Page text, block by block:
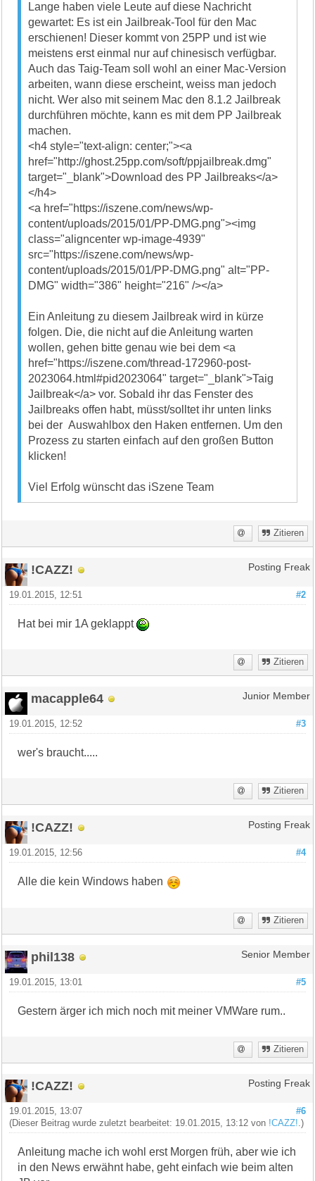
Lange haben viele Leute auf diese Nachricht
gewartet: Es ist ein Jailbreak-Tool für den Mac
erschienen! Dieser kommt von 25PP und ist wie
meistens erst einmal nur auf chinesisch verfügbar.
Auch das Taig-Team soll wohl an einer Mac-Version
arbeiten, wann diese erscheint, weiss man jedoch
nicht. Wer also mit seinem Mac den 8.1.2 Jailbreak
durchführen möchte, kann es mit dem PP Jailbreak
machen.
<h4 style="text-align: center;"><a
href="http://ghost.25pp.com/soft/ppjailbreak.dmg"
target="_blank">Download des PP Jailbreaks</a>
</h4>
<a href="https://iszene.com/news/wp-
content/uploads/2015/01/PP-DMG.png"><img
class="aligncenter wp-image-4939"
src="https://iszene.com/news/wp-
content/uploads/2015/01/PP-DMG.png" alt="PP-
DMG" width="386" height="216" /></a>
Ein Anleitung zu diesem Jailbreak wird in kürze
folgen. Die, die nicht auf die Anleitung warten
wollen, gehen bitte genau wie bei dem <a
href="https://iszene.com/thread-172960-post-
2023064.html#pid2023064" target="_blank">Taig
Jailbreak</a> vor. Sobald ihr das Fenster des
Jailbreaks offen habt, müsst/solltet ihr unten links
bei der Auswahlbox den Haken entfernen. Um den
Prozess zu starten einfach auf den großen Button
klicken!
Viel Erfolg wünscht das iSzene Team
Zitieren
!CAZZ! Posting Freak
#2
19.01.2015, 12:51
Hat bei mir 1A geklappt
Zitieren
macapple64 Junior Member
#3
19.01.2015, 12:52
wer's braucht.....
Zitieren
!CAZZ! Posting Freak
#4
19.01.2015, 12:56
Alle die kein Windows haben
Zitieren
phil138 Senior Member
#5
19.01.2015, 13:01
Gestern ärger ich mich noch mit meiner VMWare rum..
Zitieren
!CAZZ! Posting Freak
#6
19.01.2015, 13:07
(Dieser Beitrag wurde zuletzt bearbeitet: 19.01.2015, 13:12 von !CAZZ! .)
Anleitung mache ich wohl erst Morgen früh, aber wie ich
in den News erwähnt habe, geht einfach wie beim alten